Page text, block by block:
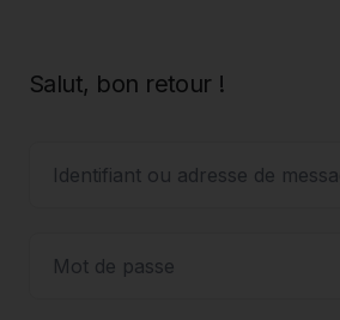
Salut, bon retour !